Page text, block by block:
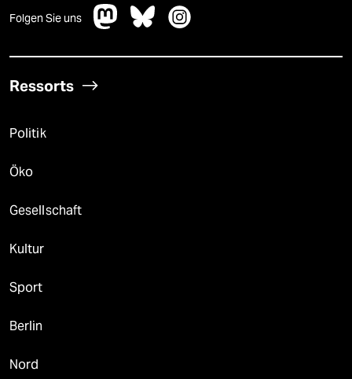
Folgen Sie uns
Ressorts
Politik
Öko
Gesellschaft
Kultur
Sport
Berlin
Nord